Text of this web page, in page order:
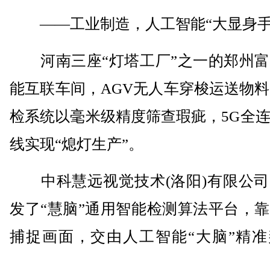
——工业制造，人工智能“大显身
河南三座“灯塔工厂”之一的郑州
能互联车间，AGV无人车穿梭运送物
检系统以毫米级精度筛查瑕疵，5G全
线实现“熄灯生产”。
中科慧远视觉技术(洛阳)有限公司
发了“慧脑”通用智能检测算法平台，
捕捉画面，交由人工智能“大脑”精